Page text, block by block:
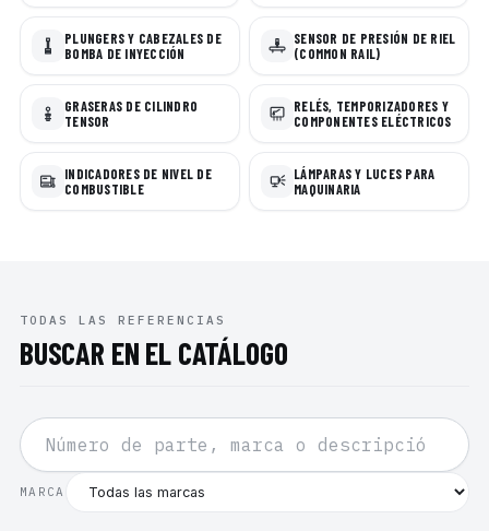
PLUNGERS Y CABEZALES DE
BOMBA DE INYECCIÓN
SENSOR DE PRESIÓN DE RIEL
(COMMON RAIL)
GRASERAS DE CILINDRO
TENSOR
RELÉS, TEMPORIZADORES Y
COMPONENTES ELÉCTRICOS
INDICADORES DE NIVEL DE
COMBUSTIBLE
LÁMPARAS Y LUCES PARA
MAQUINARIA
TODAS LAS REFERENCIAS
BUSCAR EN EL CATÁLOGO
MARCA